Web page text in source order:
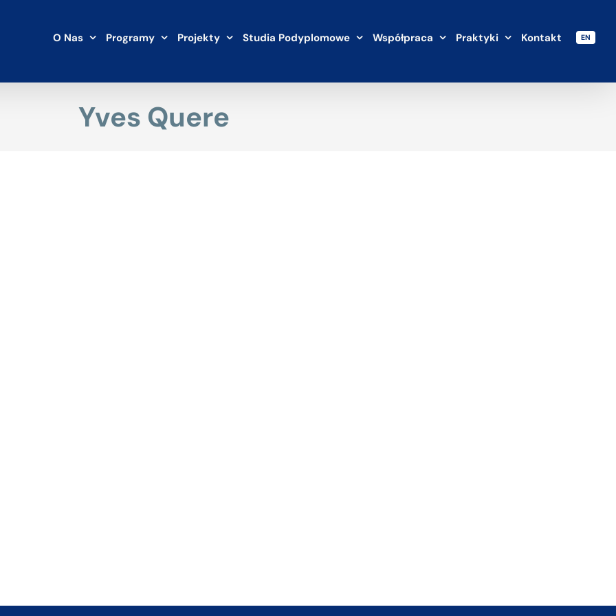
O Nas Programy Projekty Studia Podyplomowe Współpraca Praktyki Kontakt EN
Yves Quere